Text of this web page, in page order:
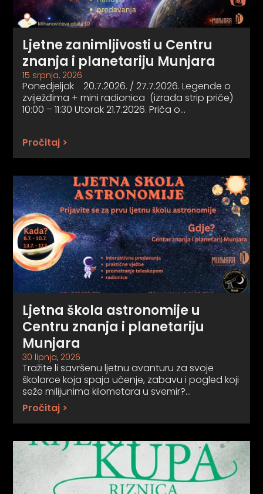
Ljetne zanimljivosti u Centru
znanja i planetariju Munjara
15 srpnja, 2026
Ponedjeljak 20.7.2026. / 27.7.2026. Legende o
zviježđima + mini radionica (izrada strip priče)
10:00 – 11:30 Utorak 21.7.2026. Priča o…
Pročitaj >
Ljetna škola astronomije u
Centru znanja i planetariju
Munjara
30 lipnja, 2026
Tražite li savršenu ljetnu avanturu za svoje
školarce koja spaja učenje, zabavu i pogled koji
seže milijunima kilometara u svemir?…
Pročitaj >